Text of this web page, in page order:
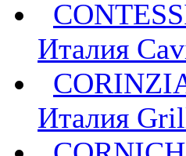
Италия
Италия